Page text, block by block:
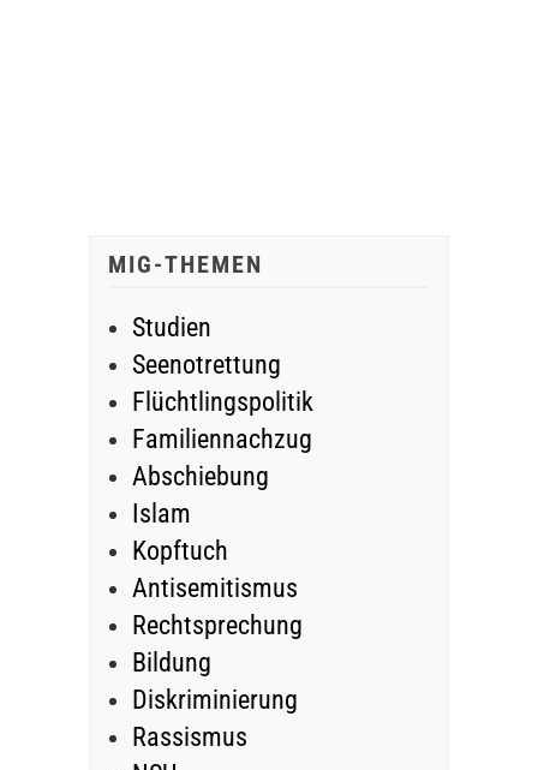
MIG-THEMEN
Studien
Seenotrettung
Flüchtlingspolitik
Familiennachzug
Abschiebung
Islam
Kopftuch
Antisemitismus
Rechtsprechung
Bildung
Diskriminierung
Rassismus